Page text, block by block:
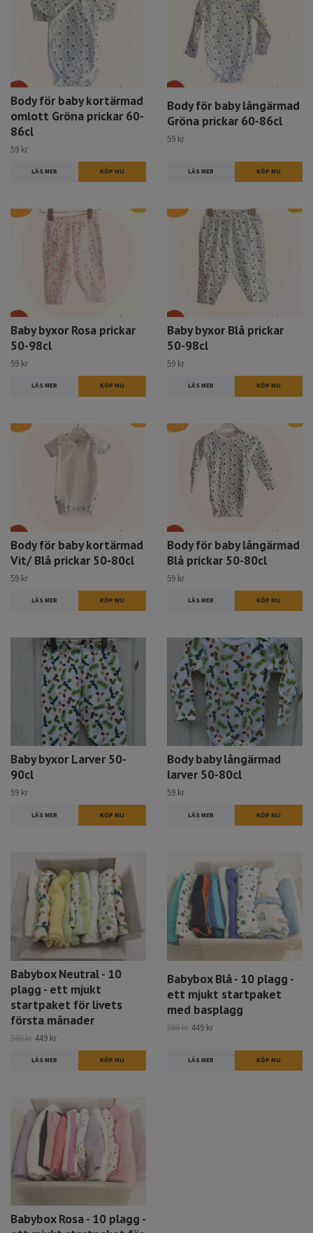
Body för baby kortärmad
omlott Gröna prickar 60-
86cl
59 kr
LÄS MER KÖP NU
Body för baby långärmad
Gröna prickar 60-86cl
59 kr
LÄS MER KÖP NU
Baby byxor Rosa prickar
50-98cl
59 kr
LÄS MER KÖP NU
Baby byxor Blå prickar
50-98cl
59 kr
LÄS MER KÖP NU
Body för baby kortärmad
Vit/ Blå prickar 50-80cl
59 kr
LÄS MER KÖP NU
Body för baby långärmad
Blå prickar 50-80cl
59 kr
LÄS MER KÖP NU
Baby byxor Larver 50-
90cl
59 kr
LÄS MER KÖP NU
Body baby långärmad
larver 50-80cl
59 kr
LÄS MER KÖP NU
Babybox Neutral - 10
plagg - ett mjukt
startpaket för livets
första månader
599 kr 449 kr
LÄS MER KÖP NU
Babybox Blå - 10 plagg -
ett mjukt startpaket
med basplagg
599 kr 449 kr
LÄS MER KÖP NU
Babybox Rosa - 10 plagg -